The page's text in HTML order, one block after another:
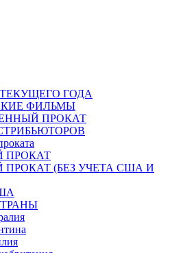
ГОДА
ФИЛЬМЫ
ПРОКАТ
ПРОКАТ
(БЕЗ УЧЕТА США И